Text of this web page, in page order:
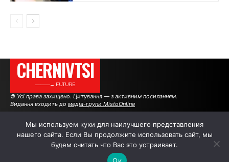
CHERNIVTSI
———→ FUTURE
© Усі права захищено. Цитування — з активним посиланням.
Видання входить до медіа-групи MistoOnline
АВТОРИ РЕКЛАМА НА САЙТІ
Мы используем куки для наилучшего представления
нашего сайта. Если Вы продолжите использовать сайт, мы
будем считать что Вас это устраивает.
Ок